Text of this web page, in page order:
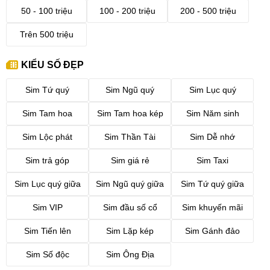
50 - 100 triệu 100 - 200 triệu 200 - 500 triệu
Trên 500 triệu
KIỂU SỐ ĐẸP
Sim Tứ quý Sim Ngũ quý Sim Lục quý
Sim Tam hoa Sim Tam hoa kép Sim Năm sinh
Sim Lộc phát Sim Thần Tài Sim Dễ nhớ
Sim trả góp Sim giá rẻ Sim Taxi
Sim Lục quý giữa Sim Ngũ quý giữa Sim Tứ quý giữa
Sim VIP Sim đầu số cổ Sim khuyến mãi
Sim Tiến lên Sim Lặp kép Sim Gánh đảo
Sim Số độc Sim Ông Địa